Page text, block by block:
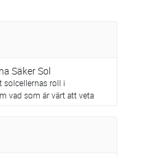
Säker Sol
solcellernas roll i
vad som är värt att veta